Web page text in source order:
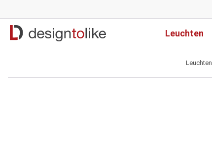
Leuchten
Leuchten